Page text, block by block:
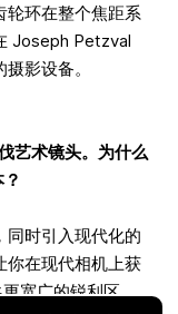
轮环在整个焦距系
Joseph Petzval
影设备。
艺术镜头。为什么
同时引入现代化的
你在现代相机上获
宽广的锐利区